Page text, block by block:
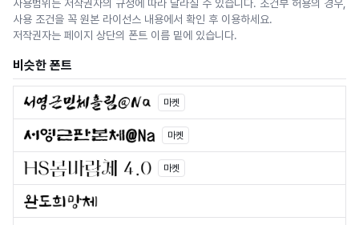
사용범위는 저작권자의 규정에 따라 달라질 수 있습니다. 조건부 허용의 경우,
사용 조건을 꼭 원본 라이선스 내용에서 확인 후 이용하세요.
저작권자는 페이지 상단의 폰트 이름 밑에 있습니다.
비슷한 폰트
마켓
마켓
마켓